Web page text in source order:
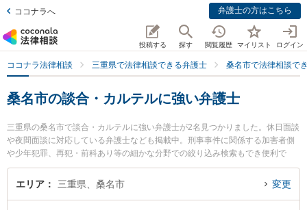
ココナラへ 弁護士の方はこちら
投稿する 探す 閲覧履歴 マイリスト ログイン
ココナラ法律相談 三重県で法律相談できる弁護士 桑名市で法律相談で
桑名市の談合・カルテルに強い弁護士
三重県の桑名市で談合・カルテルに強い弁護士が2名見つかりました。休日面談
や夜間面談に対応している弁護士なども掲載中。刑事事件に関係する加害者側
や少年犯罪、再犯・前科あり等の細かな分野での絞り込み検索もでき便利で
す。特に弁護士法人関・岸田・中村法律事務所 桑名オフィスの岸田 哲弁護士や
梅村・長谷川法律事務所の長谷川 俊晶弁護士のプロフィール情報や弁護士費
エリア 三重県、桑名市 変更